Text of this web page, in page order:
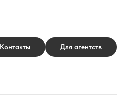
Контакты Для агентств